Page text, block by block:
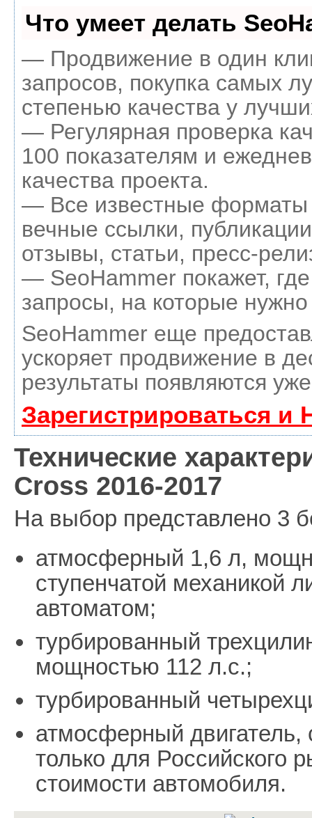
Что умеет делать
— Продвижение в один
запросов, покупка самых
степенью качества у
— Регулярная проверка
100 показателям и
качества проекта.
— Все известные форматы
вечные ссылки,
отзывы, статьи, пресс-
— SeoHammer покажет,
запросы, на которые
SeoHammer еще
ускоряет продвижение в
результаты появляются
Зарегистрироваться и
Технические
Cross 2016-2017
На выбор представлено 3
атмосферный 1,6 л,
ступенчатой механикой
автоматом;
турбированный
мощностью 112 л.с.;
турбированный
атмосферный двигатель,
только для Российского
стоимости автомобиля.